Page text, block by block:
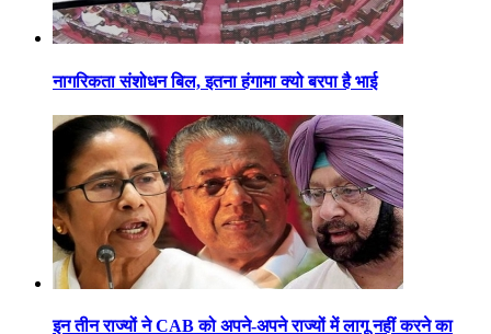
नागरिकता संशोधन बिल, इतना हंगामा क्यो बरपा है भाई
इन तीन राज्यों ने CAB को अपने-अपने राज्यों में लागू नहीं करने का